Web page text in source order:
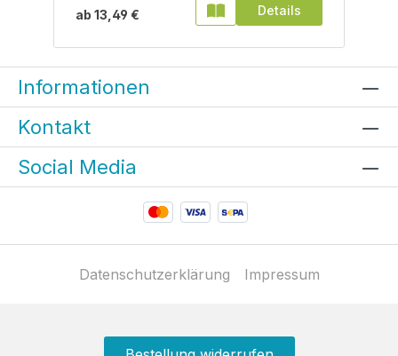
ab 13,49 € Details
Informationen
Kontakt
Social Media
Datenschutzerklärung Impressum